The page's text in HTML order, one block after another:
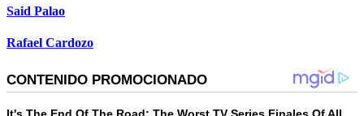
Said Palao
Rafael Cardozo